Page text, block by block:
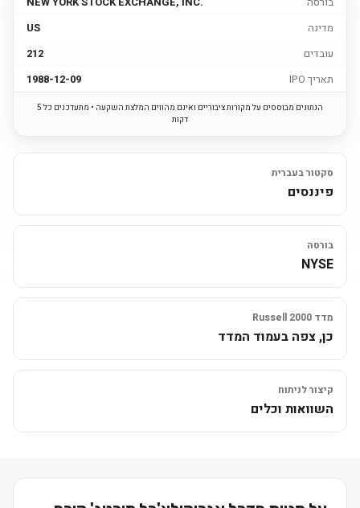
מדינה
US
עובדים
212
תאריך IPO
1988-12-09
הנתונים מבוססים על מקורות ציבוריים ואינם מהווים המלצת השקעה • מתעדכנים כל 5
דקות
סקטור בעברית
פיננסים
בורסה
NYSE
מדד Russell 2000
כן, צפה בעמוד המדד
קיצור לניתוח
השוואות וכלים